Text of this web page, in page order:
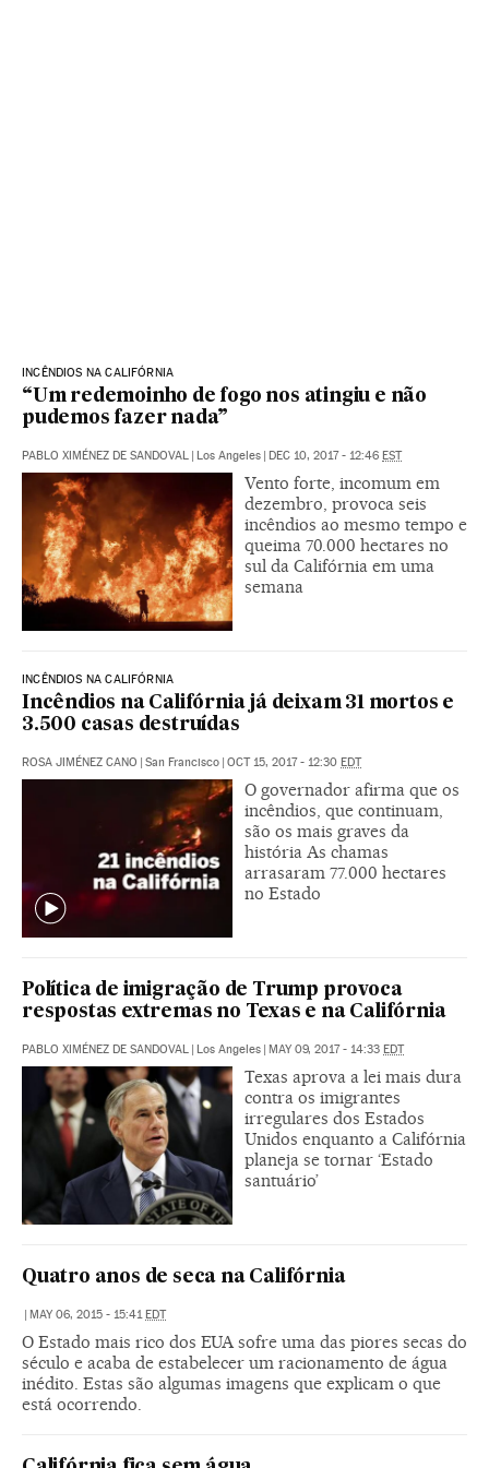
INCÊNDIOS NA CALIFÓRNIA
“Um redemoinho de fogo nos atingiu e não
pudemos fazer nada”
PABLO XIMÉNEZ DE SANDOVAL Los Angeles DEC 10, 2017 - 12:46 EST
Vento forte, incomum em
dezembro, provoca seis
incêndios ao mesmo tempo e
queima 70.000 hectares no
sul da Califórnia em uma
semana
INCÊNDIOS NA CALIFÓRNIA
Incêndios na Califórnia já deixam 31 mortos e
3.500 casas destruídas
ROSA JIMÉNEZ CANO San Francisco OCT 15, 2017 - 12:30 EDT
O governador afirma que os
incêndios, que continuam,
são os mais graves da
história As chamas
arrasaram 77.000 hectares
no Estado
Política de imigração de Trump provoca
respostas extremas no Texas e na Califórnia
PABLO XIMÉNEZ DE SANDOVAL | Los Angeles | MAY 09, 2017 - 14:33 EDT
Texas aprova a lei mais dura
contra os imigrantes
irregulares dos Estados
Unidos enquanto a Califórnia
planeja se tornar ‘Estado
santuário’
Quatro anos de seca na Califórnia
| MAY 06, 2015 - 15:41EDT
O Estado mais rico dos EUA sofre uma das piores secas do
século e acaba de estabelecer um racionamento de água
inédito. Estas são algumas imagens que explicam o que
está ocorrendo.